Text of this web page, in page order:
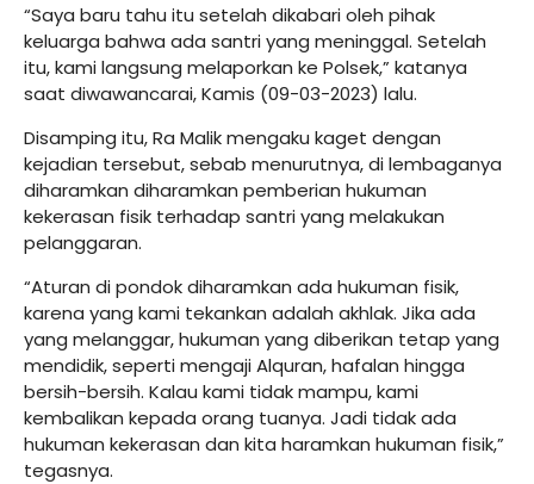
“Saya baru tahu itu setelah dikabari oleh pihak
keluarga bahwa ada santri yang meninggal. Setelah
itu, kami langsung melaporkan ke Polsek,” katanya
saat diwawancarai, Kamis (09-03-2023) lalu.
Disamping itu, Ra Malik mengaku kaget dengan
kejadian tersebut, sebab menurutnya, di lembaganya
diharamkan diharamkan pemberian hukuman
kekerasan fisik terhadap santri yang melakukan
pelanggaran.
“Aturan di pondok diharamkan ada hukuman fisik,
karena yang kami tekankan adalah akhlak. Jika ada
yang melanggar, hukuman yang diberikan tetap yang
mendidik, seperti mengaji Alquran, hafalan hingga
bersih-bersih. Kalau kami tidak mampu, kami
kembalikan kepada orang tuanya. Jadi tidak ada
hukuman kekerasan dan kita haramkan hukuman fisik,”
tegasnya.